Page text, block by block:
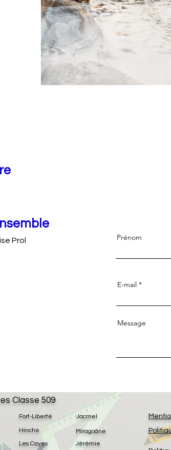
Prol Prénom
E-mail
Message
Fort-Liberté
Hinche
Les Cayes
Jacmel
Jérémie
Miragoâne
Classe 509